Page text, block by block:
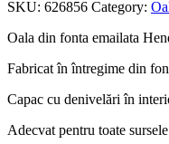
SKU: 626856 Category:
Oala din fonta emailata
Fabricat în întregime din
Capac cu denivelări în
Adecvat pentru toate